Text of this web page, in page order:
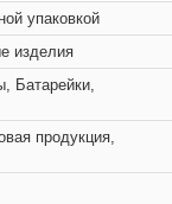
упаковкой
изделия
Батарейки,
продукция,